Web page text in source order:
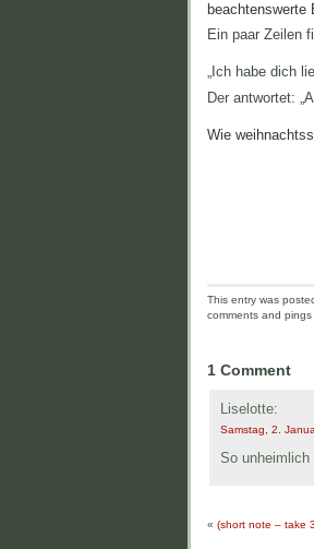
beachtenswerte
Ein paar Zeilen
„Ich habe dich
Der antwortet:
Wie
This entry was
comments and pings
1 Comment
Liselotte:
Samstag, 2.
So
« (short note – take